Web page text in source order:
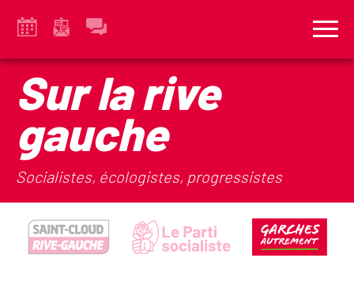
Sur la rive
gauche
Socialistes, écologistes, progressistes